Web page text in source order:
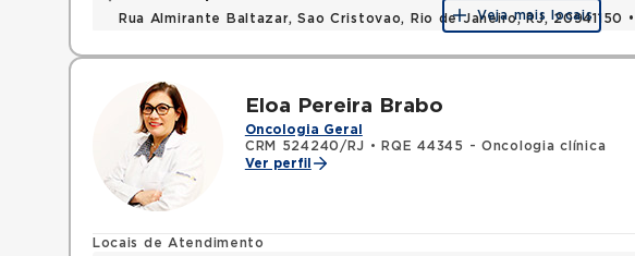
Rua Almirante Baltazar, Sao Cristovao, Rio de Janeiro, RJ, 20941150 •
Veja mais locais
Eloa Pereira Brabo
Oncologia Geral
CRM 524240/RJ •
RQE 44345 - Oncologia clínica
Ver perfil
Locais de Atendimento